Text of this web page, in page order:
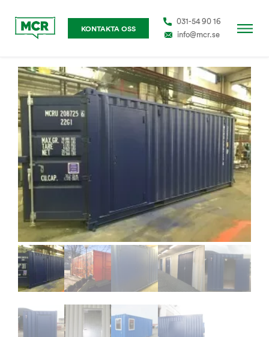
031-54 90 16
info@mcr.se
KONTAKTA OSS